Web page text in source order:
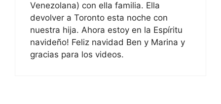
Venezolana) con ella familia. Ella
devolver a Toronto esta noche con
nuestra hija. Ahora estoy en la Espíritu
navideño! Feliz navidad Ben y Marina y
gracias para los videos.